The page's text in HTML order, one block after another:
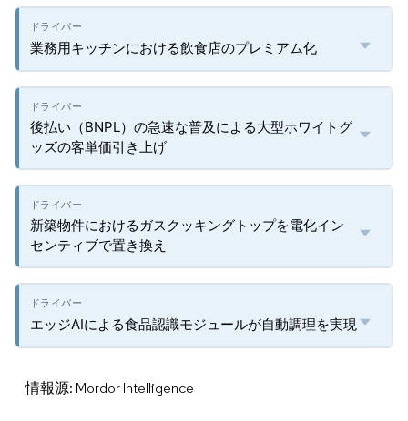
業務用キッチンにおける飲食店のプレミアム化
後払い（BNPL）の急速な普及による大型ホワイトグ
ッズの客単価引き上げ
新築物件におけるガスクッキングトップを電化イン
センティブで置き換え
エッジAIによる食品認識モジュールが自動調理を実現
情報源: Mordor Intelligence